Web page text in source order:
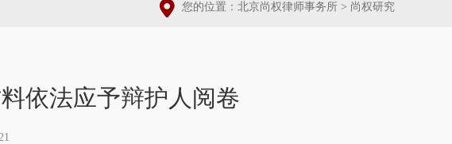
您的位置： 北京尚权律师事务所 > 尚权研究
依法应予辩护人阅卷